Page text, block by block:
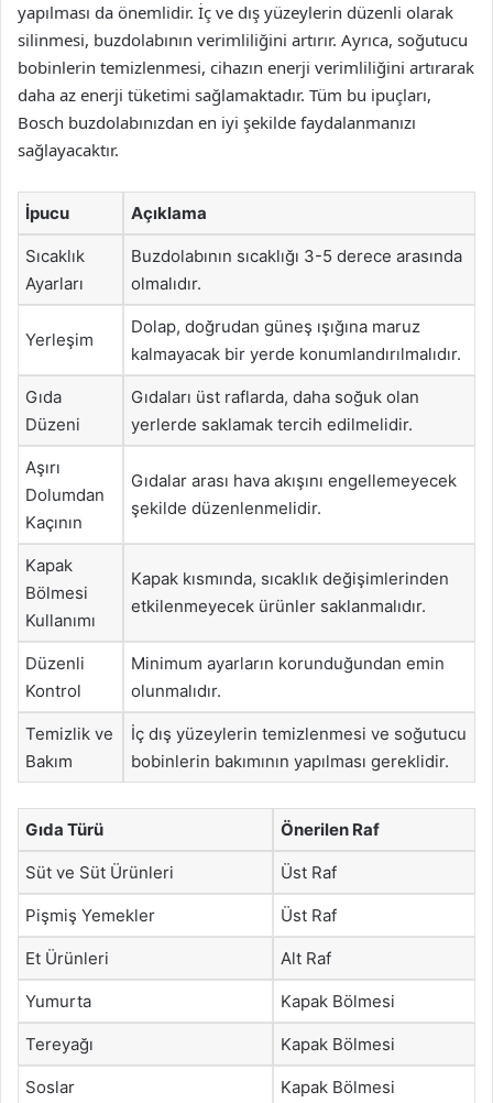
yapılması da önemlidir. İç ve dış yüzeylerin düzenli olarak
silinmesi, buzdolabının verimliliğini artırır. Ayrıca, soğutucu
bobinlerin temizlenmesi, cihazın enerji verimliliğini artırarak
daha az enerji tüketimi sağlamaktadır. Tüm bu ipuçları,
Bosch buzdolabınızdan en iyi şekilde faydalanmanızı
sağlayacaktır.
İpucu Açıklama
Sıcaklık
Ayarları
Buzdolabının sıcaklığı 3-5 derece arasında
olmalıdır.
Yerleşim
Dolap, doğrudan güneş ışığına maruz
kalmayacak bir yerde konumlandırılmalıdır.
Gıda
Düzeni
Gıdaları üst raflarda, daha soğuk olan
yerlerde saklamak tercih edilmelidir.
Aşırı
Dolumdan
Kaçının
Gıdalar arası hava akışını engellemeyecek
şekilde düzenlenmelidir.
Kapak
Bölmesi
Kullanımı
Kapak kısmında, sıcaklık değişimlerinden
etkilenmeyecek ürünler saklanmalıdır.
Düzenli
Kontrol
Minimum ayarların korunduğundan emin
olunmalıdır.
Temizlik ve
Bakım
İç dış yüzeylerin temizlenmesi ve soğutucu
bobinlerin bakımının yapılması gereklidir.
Gıda Türü Önerilen Raf
Süt ve Süt Ürünleri Üst Raf
Pişmiş Yemekler Üst Raf
Et Ürünleri Alt Raf
Yumurta Kapak Bölmesi
Tereyağı Kapak Bölmesi
Soslar Kapak Bölmesi